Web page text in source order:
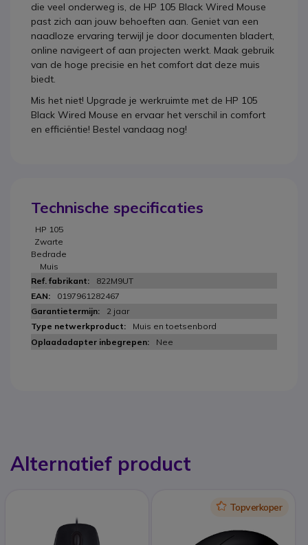
die veel onderweg is, de HP 105 Black Wired Mouse
past zich aan jouw behoeften aan. Geniet van een
naadloze ervaring terwijl je door documenten bladert,
online navigeert of aan projecten werkt. Maak gebruik
van de hoge precisie en het comfort dat deze muis
biedt.
Mis het niet! Upgrade je werkruimte met de HP 105
Black Wired Mouse en ervaar het verschil in comfort
en efficiëntie! Bestel vandaag nog!
Technische specificaties
HP 105
Zwarte
Bedrade
Muis
822M9UT
0197961282467
2 jaar
Muis en toetsenbord
Nee
Alternatief product
IconTopverkoper